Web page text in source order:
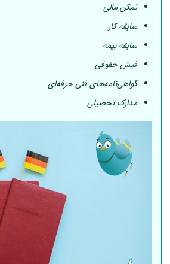
تمکن مالی
سابقه کار
سابقه بیمه
فیش حقوقی
گواهی‌نامه‌های فنی حرفه‌ای
مدارک تحصیلی